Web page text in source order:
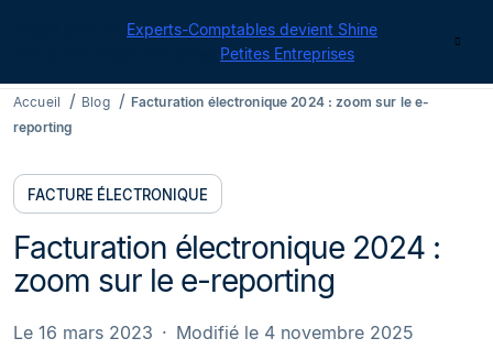
Experts-Comptables devient Shine
Petites Entreprises
Accueil Blog
Facturation électronique 2024 : zoom sur le e-
reporting
FACTURE ÉLECTRONIQUE
Facturation électronique 2024 :
zoom sur le e-reporting
Le 16 mars 2023 Modifié le 4 novembre 2025